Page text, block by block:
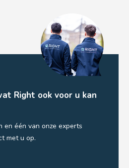
Right ook voor u kan
en één van onze experts
met u op.